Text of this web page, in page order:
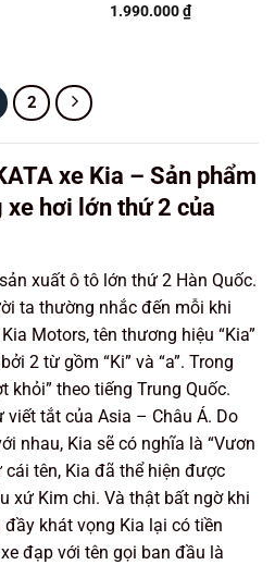
Được xếp
1.990.000₫
2
xe Kia – Sản phẩm
xe hơi lớn thứ 2 của
xuất ô tô lớn thứ 2 Hàn Quốc.
ta thường nhắc đến mỗi khi
Motors, tên thương hiệu “Kia”
2 từ gồm “Ki” và “a”. Trong
khỏi” theo tiếng Trung Quốc.
viết tắt của Asia – Châu Á. Do
nhau, Kia sẽ có nghĩa là “Vươn
cái tên, Kia đã thể hiện được
xứ Kim chi. Và thật bất ngờ khi
khát vọng Kia lại có tiền
đạp với tên gọi ban đầu là